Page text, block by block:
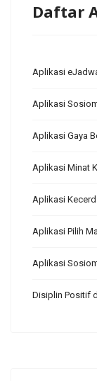
Daftar
Aplikasi
Aplikasi
Aplikasi Gaya
Aplikasi Minat
Aplikasi
Aplikasi Pilih
Aplikasi
Disiplin Positif